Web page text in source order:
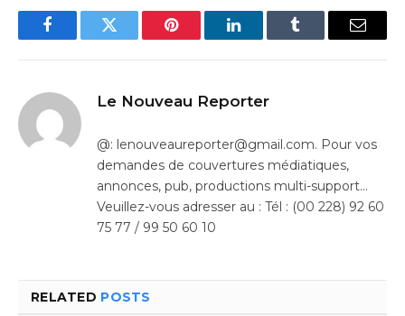
FacebookTwitter Pinterest LinkedInTumblr Email
Le Nouveau Reporter
@: lenouveaureporter@gmail.com. Pour vos
demandes de couvertures médiatiques,
annonces, pub, productions multi-support…
Veuillez-vous adresser au : Tél : (00 228) 92 60
75 77 / 99 50 60 10
RELATED POSTS